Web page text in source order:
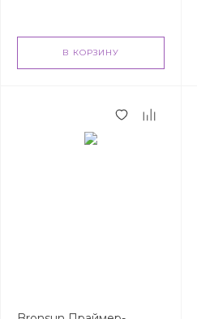
В КОРЗИНУ